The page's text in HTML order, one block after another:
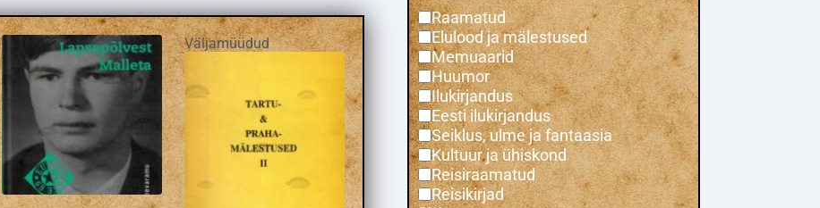
Väljamüüdud
Raamatud
Elulood ja mälestused
Memuaarid
Huumor
Ilukirjandus
Eesti ilukirjandus
Seiklus, ulme ja fantaasia
Kultuur ja ühiskond
Reisiraamatud
Reisikirjad